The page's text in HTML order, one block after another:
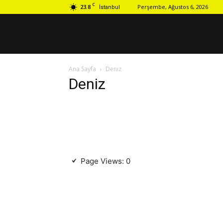
23.8 C İstanbul Perşembe, Ağustos 6, 2026
Ana Sayfa Deniz
Deniz
Page Views: 0